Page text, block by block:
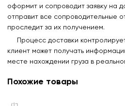
оформит и сопроводит заявку на
отправит все сопроводительные
проследит за их получением.
Процесс доставки
клиент может получать
месте нахождении груза в
Похожие товары